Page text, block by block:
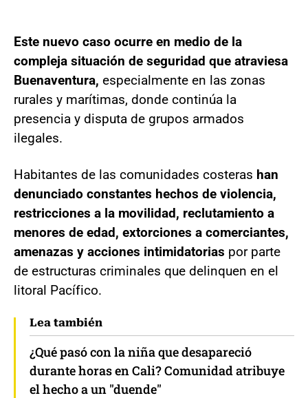
Este nuevo caso ocurre en medio de la
compleja situación de seguridad que atraviesa
Buenaventura, especialmente en las zonas
rurales y marítimas, donde continúa la
presencia y disputa de grupos armados
ilegales.
Habitantes de las comunidades costeras han
denunciado constantes hechos de violencia,
restricciones a la movilidad, reclutamiento a
menores de edad, extorciones a comerciantes,
amenazas y acciones intimidatorias por parte
de estructuras criminales que delinquen en el
litoral Pacífico.
Lea también
¿Qué pasó con la niña que desapareció
durante horas en Cali? Comunidad atribuye
el hecho a un "duende"